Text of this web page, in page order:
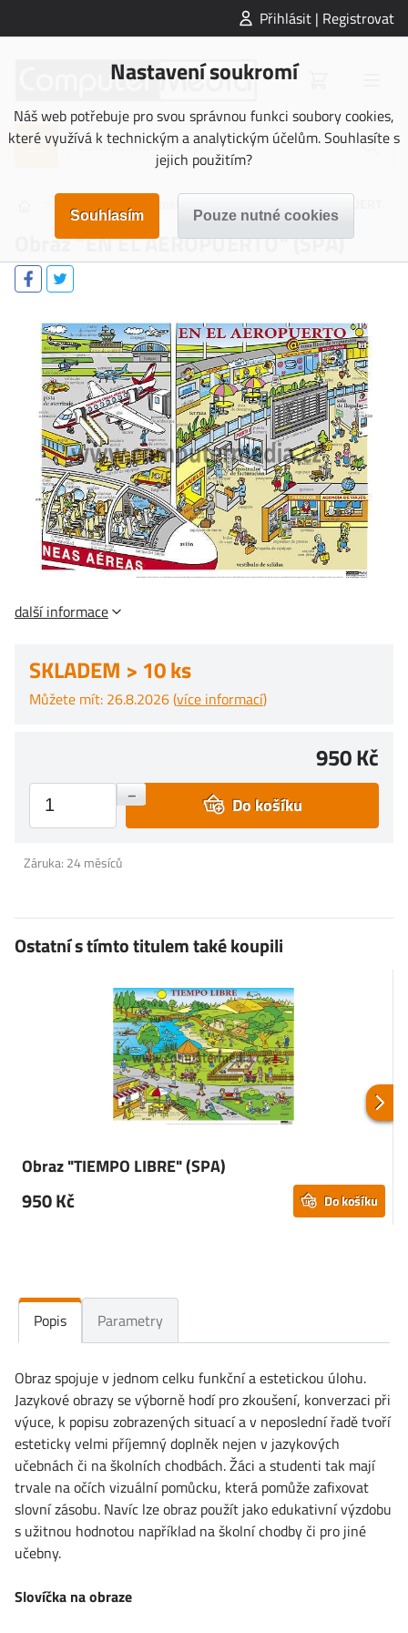
Přihlásit | Registrovat
Nastavení soukromí
Náš web potřebuje pro svou správnou funkci soubory cookies,
které využívá k technickým a analytickým účelům. Souhlasíte s
jejich použitím?
>
Obraz "EN EL AEROPUERTO" (SPA)
další informace
SKLADEM > 10 ks
Můžete mít: 26.8.2026 (více informací)
950 Kč
+
– Do košíku
Záruka: 24 měsíců
Ostatní s tímto titulem také koupili
Obraz "TIEMPO LIBRE" (SPA)
950 Kč Do košíku
Popis Parametry
Obraz spojuje v jednom celku funkční a estetickou úlohu.
Jazykové obrazy se výborně hodí pro zkoušení, konverzaci při
výuce, k popisu zobrazených situací a v neposlední řadě tvoří
esteticky velmi příjemný doplněk nejen v jazykových
učebnách či na školních chodbách. Žáci a studenti tak mají
trvale na očích vizuální pomůcku, která pomůže zafixovat
slovní zásobu. Navíc lze obraz použít jako edukativní výzdobu
s užitnou hodnotou například na školní chodby či pro jiné
učebny.
Slovíčka na obraze